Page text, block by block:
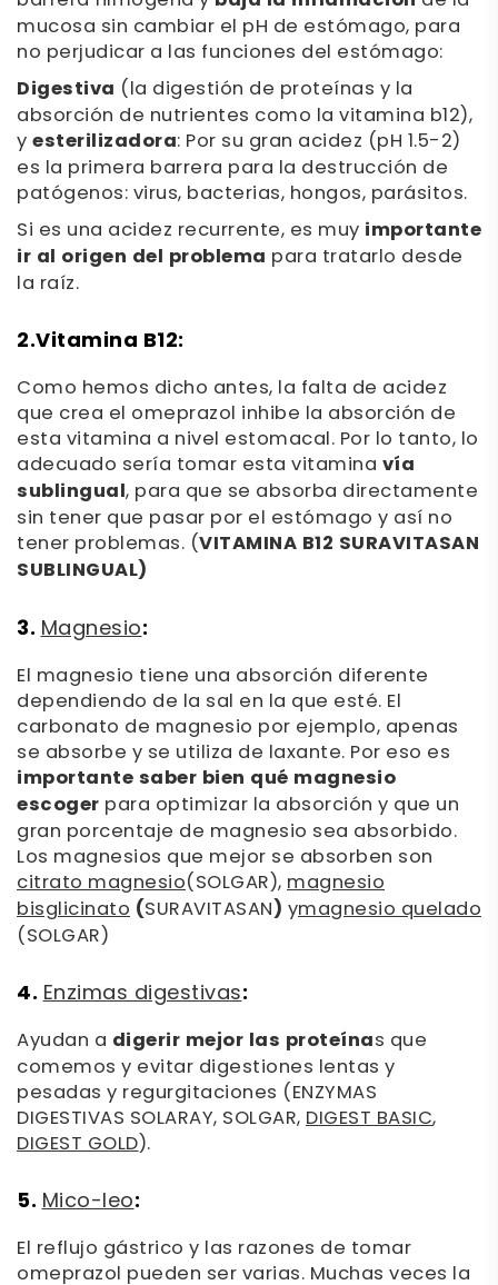
mucosa sin cambiar el pH de estómago, para
no perjudicar a las funciones del estómago:
Digestiva (la digestión de proteínas y la
absorción de nutrientes como la vitamina b12),
yesterilizadora: Por su gran acidez (pH 1.5-2)
es la primera barrera para la destrucción de
patógenos: virus, bacterias, hongos, parásitos.
Si es una acidez recurrente, es muy importante
ir al origen del problema para tratarlo desde
la raíz.
2.Vitamina B12:
Como hemos dicho antes, la falta de acidez
que crea el omeprazol inhibe la absorción de
esta vitamina a nivel estomacal. Por lo tanto, lo
adecuado sería tomar esta vitamina vía
sublingual, para que se absorba directamente
sin tener que pasar por el estómago y así no
tener problemas. (VITAMINA B12 SURAVITASAN
SUBLINGUAL)
3.Magnesio:
El magnesio tiene una absorción diferente
dependiendo de la sal en la que esté. El
carbonato de magnesio por ejemplo, apenas
se absorbe y se utiliza de laxante. Por eso es
importante saber bien qué magnesio
escoger para optimizar la absorción y que un
gran porcentaje de magnesio sea absorbido.
Los magnesios que mejor se absorben son
citrato magnesio(SOLGAR),magnesio
bisglicinato (SURAVITASAN) ymagnesio quelado
(SOLGAR)
4.Enzimas digestivas:
Ayudan a digerir mejor las proteínas que
comemos y evitar digestiones lentas y
pesadas y regurgitaciones (ENZYMAS
DIGESTIVAS SOLARAY, SOLGAR,DIGEST BASIC,
DIGEST GOLD).
5.Mico-leo:
El reflujo gástrico y las razones de tomar
omeprazol pueden ser varias. Muchas veces la